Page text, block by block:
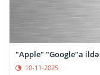
"Apple" "Google"a
10-11-2025